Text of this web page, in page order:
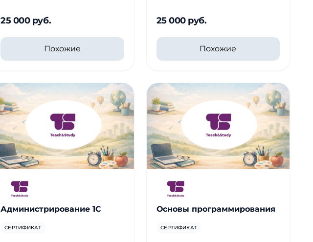
25 000 руб.
Похожие
25 000 руб.
Похожие
Администрирование 1С
СЕРТИФИКАТ
Основы программирования
СЕРТИФИКАТ